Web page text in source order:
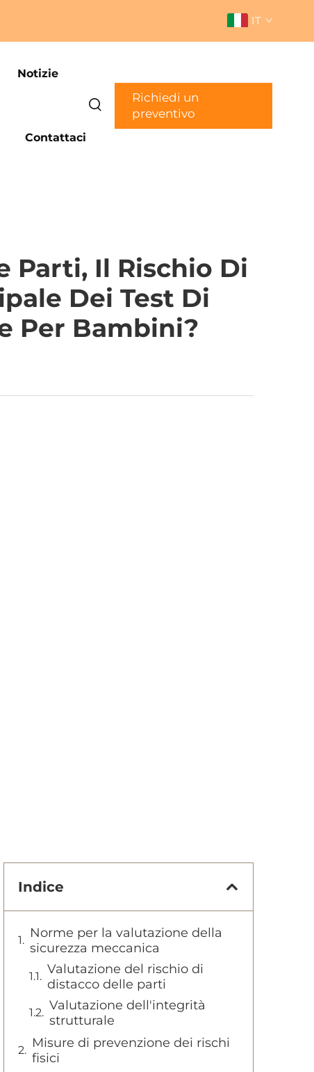
IT
Notizie
Contattaci
Richiedi un
preventivo
Parti, Il Rischio Di
Dei Test Di
Per Bambini?
Indice
Norme per la valutazione della
sicurezza meccanica
Valutazione del rischio di
distacco delle parti
Valutazione dell'integrità
strutturale
Misure di prevenzione dei rischi
fisici